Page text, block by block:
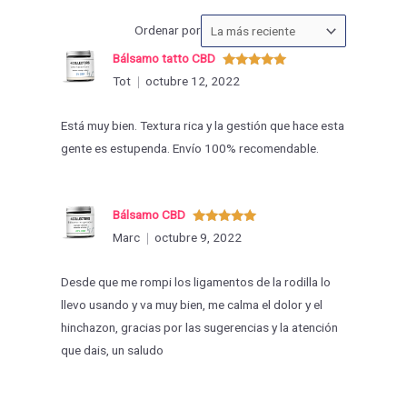
Ordenar porOrdenar
las
Valorado
con
Bálsamo tatto CBD
Tot
octubre 12, 2022
Está muy bien. Textura rica y la gestión que hace esta
gente es estupenda. Envío 100% recomendable.
Valorado
con5de 5
Bálsamo CBD
Marc
octubre 9, 2022
Desde que me rompi los ligamentos de la rodilla lo
llevo usando y va muy bien, me calma el dolor y el
hinchazon, gracias por las sugerencias y la atención
que dais, un saludo